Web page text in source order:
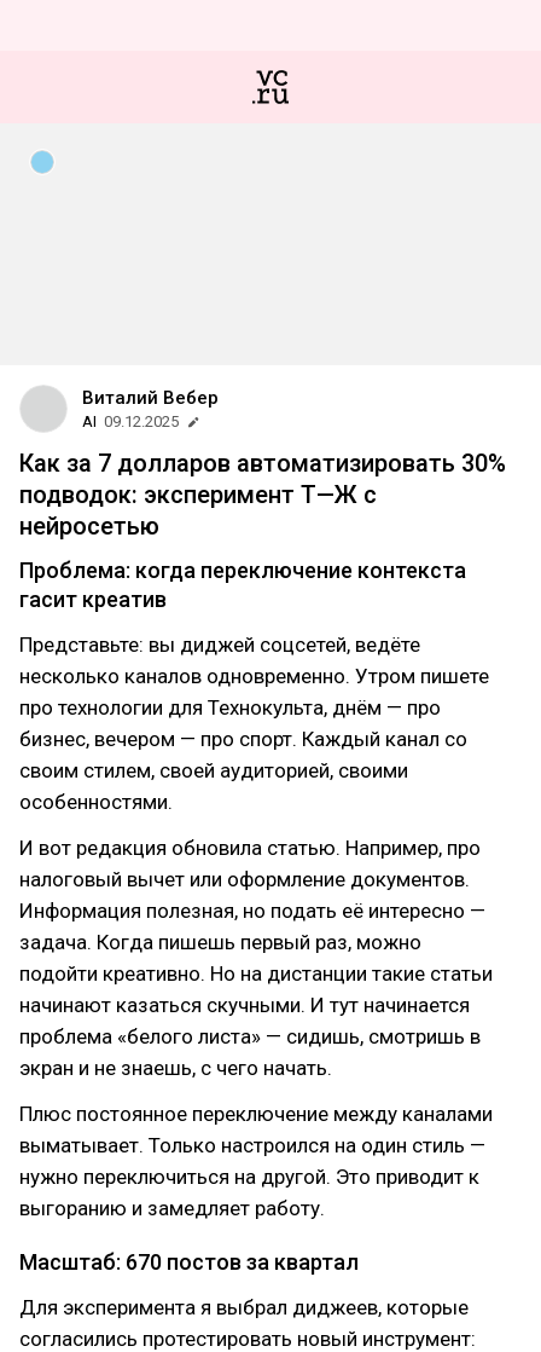
Виталий Вебер
AI 09.12.2025
Как за 7 долларов автоматизировать 30%
подводок: эксперимент Т—Ж с
нейросетью
Проблема: когда переключение контекста
гасит креатив
Представьте: вы диджей соцсетей, ведёте
несколько каналов одновременно. Утром пишете
про технологии для Технокульта, днём — про
бизнес, вечером — про спорт. Каждый канал со
своим стилем, своей аудиторией, своими
особенностями.
И вот редакция обновила статью. Например, про
налоговый вычет или оформление документов.
Информация полезная, но подать её интересно —
задача. Когда пишешь первый раз, можно
подойти креативно. Но на дистанции такие статьи
начинают казаться скучными. И тут начинается
проблема «белого листа» — сидишь, смотришь в
экран и не знаешь, с чего начать.
Плюс постоянное переключение между каналами
выматывает. Только настроился на один стиль —
нужно переключиться на другой. Это приводит к
выгоранию и замедляет работу.
Масштаб: 670 постов за квартал
Для эксперимента я выбрал диджеев, которые
согласились протестировать новый инструмент: